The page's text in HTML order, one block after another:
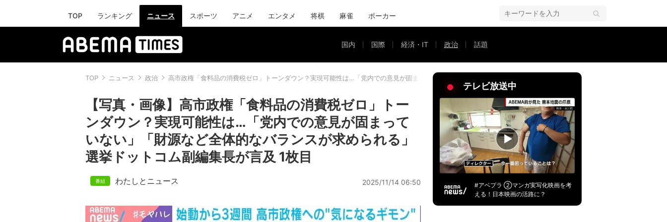
TOP ランキング ニュース スポーツ アニメ エンタメ 将棋 麻雀 ポーカー
国内 国際 経済・IT 政治 話題
TOP ニュース 政治 高市政権「食料品の消費税ゼロ」トーンダウン？実現可能性は…「党内での意見が固まっていない」「財源など全体的なバランスが求められる」選挙ドットコム副編集長が
【写真・画像】高市政権「食料品の消費税ゼロ」トー
ンダウン？実現可能性は…「党内での意見が固まって
いない」「財源など全体的なバランスが求められる」
選挙ドットコム副編集長が言及 1枚目
わたしとニュース 2025/11/14 06:50
テレビ放送中
#アベプラ ②マンガ実写化映画を考
える！日本映画の活路に？